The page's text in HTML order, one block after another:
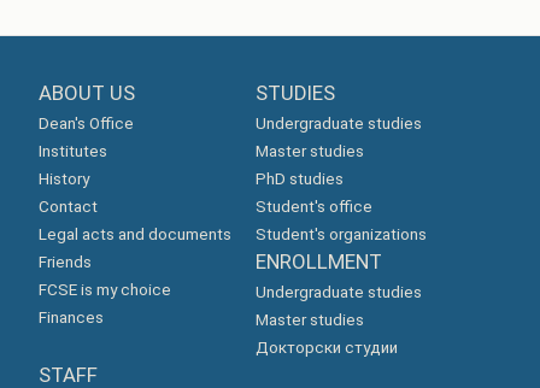
ABOUT US
Dean's Office
Institutes
History
Contact
Legal acts and documents
Friends
FCSE is my choice
Finances
STUDIES
Undergraduate studies
Master studies
PhD studies
Student's office
Student's organizations
ENROLLMENT
Undergraduate studies
Master studies
Докторски студии
STAFF